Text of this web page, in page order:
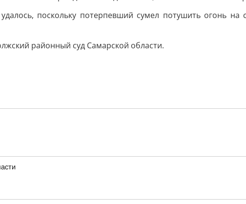
поскольку потерпевший сумел потушить огонь на
районный суд Самарской области.